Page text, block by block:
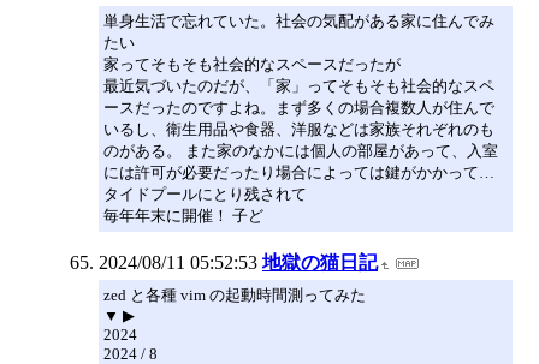
単身生活で忘れていた。社会の気配がある家に住んでみ
たい
家ってそもそも社会的なスペースだったが
最近気づいたのだが、「家」ってそもそも社会的なスペ
ースだったのですよね。まず多くの場合複数人が住んで
いるし、衛生用品や食器、洋服などは家族それぞれのも
のがある。 また家のなかには個人の部屋があって、入室
には許可が必要だったり場合によっては鍵がかかって…
タイドプールにとり残されて
毎年年末に開催！ 子ど
2024/08/11 05:52:53 地獄の猫日記
zed と各種 vim の起動時間測ってみた
▼ ▶
2024
2024 / 8